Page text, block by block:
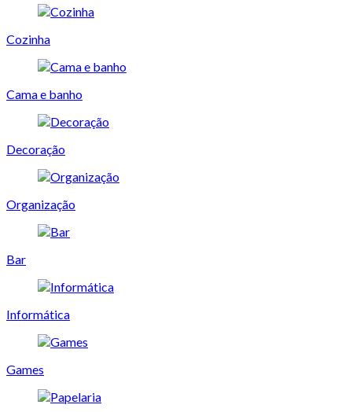
Cozinha
Cama e banho
Decoração
Organização
Bar
Informática
Games